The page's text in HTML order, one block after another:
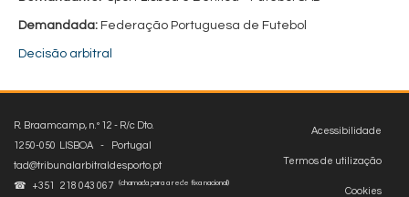
Demandada: Federação Portuguesa de Futebol
Decisão arbitral
Acessibilidade
Termos de utilização
Cookies
R. Braamcamp, n.º 12 - R/c Dto.
1250-050 LISBOA - Portugal
tad@tribunalarbitraldesporto.pt
☎ +351 218 043 067
(chamada para a rede fixa nacional)